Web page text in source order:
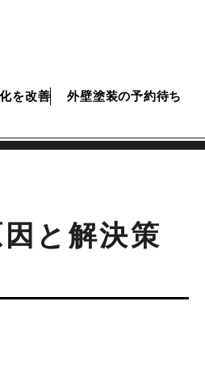
を改善
外壁塗装の予約待ち
と解決策